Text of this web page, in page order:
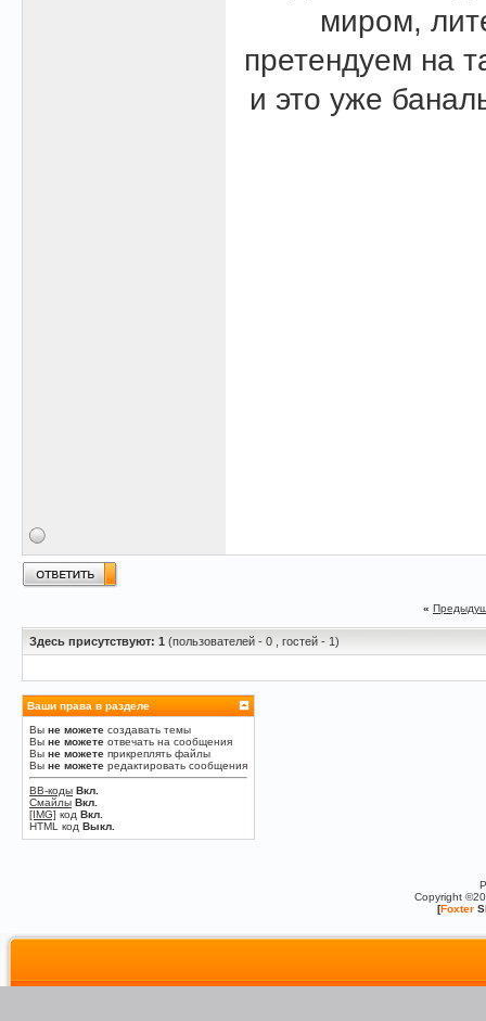
миром,
претендуем на
и это уже
«
Здесь присутствуют: 1 (пользователей - 0 , гостей - 1)
Ваши права в разделе
Вы не можете создавать темы
Вы не можете отвечать на сообщения
Вы не можете прикреплять файлы
Вы не можете редактировать сообщения
BB-коды Вкл.
Смайлы Вкл.
[IMG] код Вкл.
HTML код Выкл.
Copyright
[Foxter